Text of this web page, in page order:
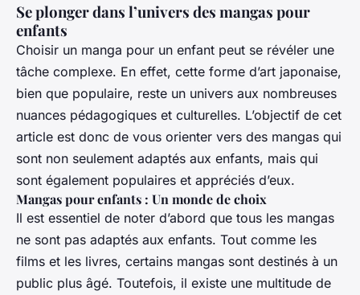
Se plonger dans l’univers des mangas pour
enfants
Choisir un manga pour un enfant peut se révéler une
tâche complexe. En effet, cette forme d’art japonaise,
bien que populaire, reste un univers aux nombreuses
nuances pédagogiques et culturelles. L’objectif de cet
article est donc de vous orienter vers des mangas qui
sont non seulement adaptés aux enfants, mais qui
sont également populaires et appréciés d’eux.
Mangas pour enfants : Un monde de choix
Il est essentiel de noter d’abord que tous les mangas
ne sont pas adaptés aux enfants. Tout comme les
films et les livres, certains mangas sont destinés à un
public plus âgé. Toutefois, il existe une multitude de